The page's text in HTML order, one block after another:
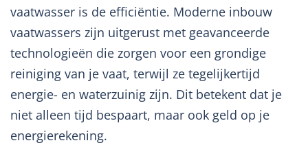
vaatwasser is de efficiëntie. Moderne inbouw
vaatwassers zijn uitgerust met geavanceerde
technologieën die zorgen voor een grondige
reiniging van je vaat, terwijl ze tegelijkertijd
energie- en waterzuinig zijn. Dit betekent dat je
niet alleen tijd bespaart, maar ook geld op je
energierekening.